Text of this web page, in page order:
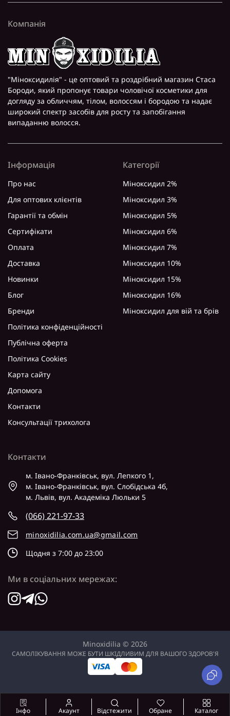
Інфо Акаунт Відстежити Обране Каталог
Компанія
"Міноксидилія" - це оптовий та роздрібний магазин Стаса
Бороди, який пропонує товари чоловічої косметики для
догляду за обличчям, тілом, волоссям і бородою та надає
широкий спектр засобів для росту та запобігання
випаданню волосся.
Інформація
Про нас
Для оптових клієнтів
Гарантії та обмін
Сертифікати
Оплата
Доставка
Новинки
Блог
Бренди
Політика конфіденційності
Публічна оферта
Політика Cookies
Карта сайту
Допомога
Контакти
Консультації трихолога
Категорії
Міноксидил 2%
Міноксидил 3%
Міноксидил 5%
Міноксидил 6%
Міноксидил 7%
Міноксидил 10%
Міноксидил 15%
Міноксидил 16%
Міноксидил для вій та брів
Контакти
м. Івано-Франківськ, вул. Лепкого 1,
м. Івано-Франківськ, вул. Слобідська 4б,
м. Львів, вул. Академіка Люльки 5
(066) 221-97-33
minoxidilia.com.ua@gmail.com
Щодня з 7:00 до 23:00
Ми в соціальних мережах:
Minoxidilia © 2026
САМОЛІКУВАННЯ МОЖЕ БУТИ ШКІДЛИВИМ ДЛЯ ВАШОГО ЗДОРОВ'Я